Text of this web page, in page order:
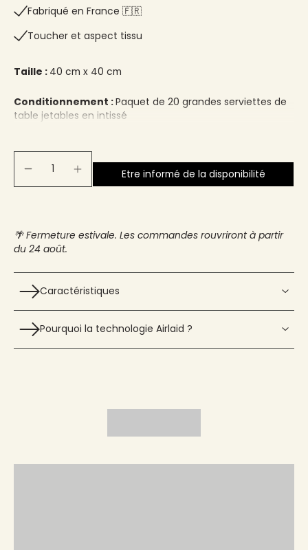
Fabriqué en France 🇫🇷​
Toucher et aspect tissu
Taille : 40 cm x 40 cm
Conditionnement :Paquet de 20 grandes serviettes de
table jetables en intissé
Etre informé de la disponibilité
🌴 Fermeture estivale. Les commandes rouvriront à partir
du 24 août.
Caractéristiques
Pourquoi la technologie Airlaid ?